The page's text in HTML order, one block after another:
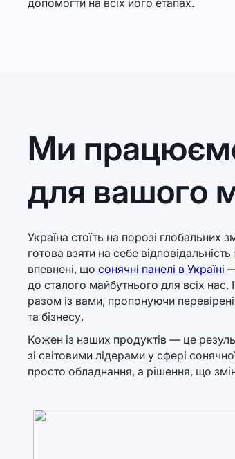
допомогти на всіх його етапах.
Ми
для вашого
Україна стоїть на порозі глобальних
готова взяти на себе
впевнені, що сонячні панелі в Україні
до сталого майбутнього для всіх нас.
разом із вами, пропонуючи
та бізнесу.
Кожен із наших продуктів — це
зі світовими лідерами у сфері
просто обладнання, а рішення, що